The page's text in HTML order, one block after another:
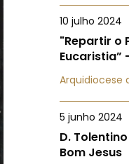
10 julho 2024
"Repartir o
Eucaristia”
Arquidiocese
5 junho 2024
D.
Bom Jesus